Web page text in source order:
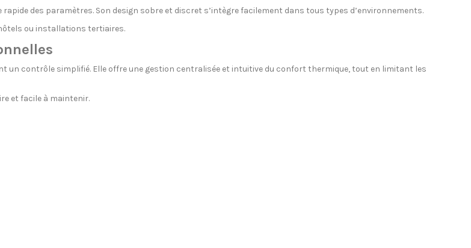
des paramètres. Son design sobre et discret s’intègre facilement dans tous types d’environnements.
ou installations tertiaires.
un contrôle simplifié. Elle offre une gestion centralisée et intuitive du confort thermique, tout en limitant les
et facile à maintenir.